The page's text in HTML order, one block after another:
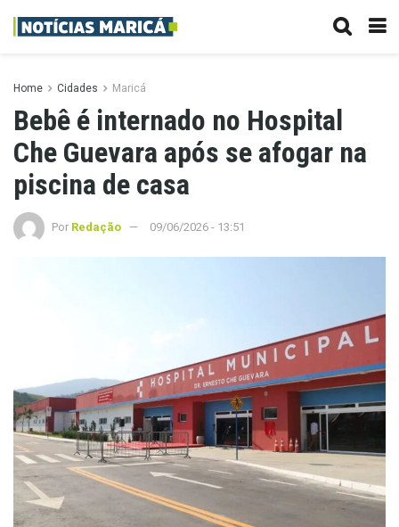
Home Cidades Maricá
Bebê é internado no Hospital
Che Guevara após se afogar na
piscina de casa
Por Redação 09/06/2026 - 13:51